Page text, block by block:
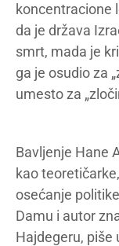
koncentracione
da je država
smrt, mada je
ga je osudio za
umesto za
Bavljenje Hane
kao
osećanje
Damu i autor
Hajdegeru, piše